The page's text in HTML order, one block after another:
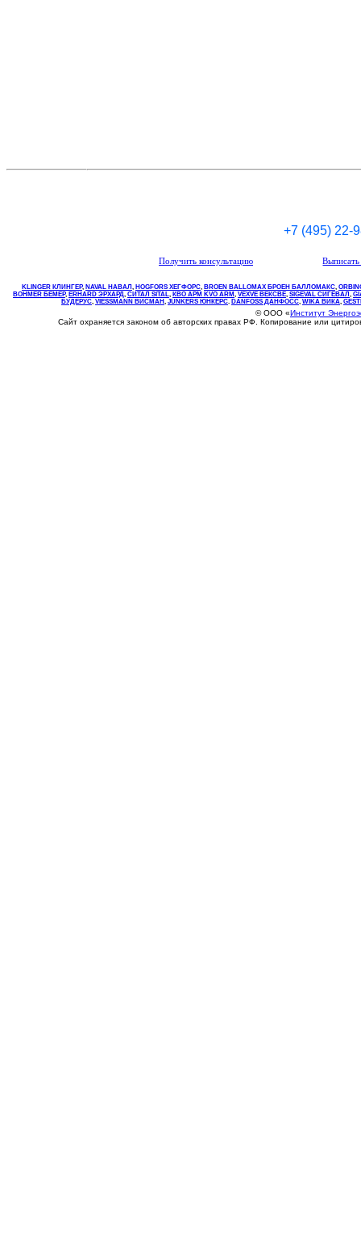
+7 (495) 22-
Получить консультацию
KLINGER КЛИНГЕР, NAVAL НАВАЛ , НOGFORS ХЕГФОРС, BROEN BALLOMAX БРОЕН БАЛЛОМАКС,
BOHMER БЕМЕР, ERHARD ЭРХАРД, СИТАЛ SITAL, КВО АРМ KVO ARM, VEXVE ВЕКСВЕ, SIGEVAL СИГЕВАЛ ,
БУДЕРУС, VIESSMANN ВИСМАН , JUNKERS ЮНКЕРС. DANFOSS ДАНФОСС, WIKA ВИКА,
© ООО «Институт
Сайт охраняется законом об авторских правах РФ. Копирование или